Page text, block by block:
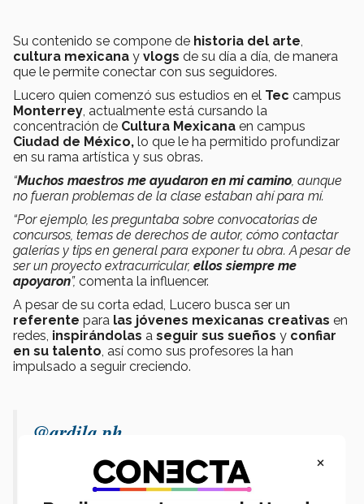
Su contenido se compone de historia del arte,
cultura mexicana y vlogs de su día a día, de manera
que le permite conectar con sus seguidores.
Lucero quien comenzó sus estudios en el Tec campus
Monterrey, actualmente está cursando la
concentración de Cultura Mexicana en campus
Ciudad de México, lo que le ha permitido profundizar
en su rama artística y sus obras.
“Muchos maestros me ayudaron en mi camino, aunque
no fueran problemas de la clase estaban ahí para mí.
“Por ejemplo, les preguntaba sobre convocatorias de
concursos, temas de derechos de autor, cómo contactar
galerías y tips en general para exponer tu obra. A pesar de
ser un proyecto extracurricular, ellos siempre me
apoyaron”, comenta la influencer.
A pesar de su corta edad, Lucero busca ser un
referente para las jóvenes mexicanas creativas en
redes, inspirándolas a seguir sus sueños y confiar
en su talento, así como sus profesores la han
impulsado a seguir creciendo.
@ardila.ph
María Izquierdo 🇲🇽ARTISTA
MEXICANA🇲🇽#arte
×